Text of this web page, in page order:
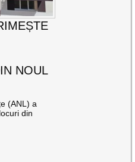
NOUL
(ANL) a
din